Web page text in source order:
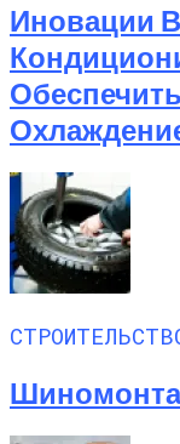
Иновации